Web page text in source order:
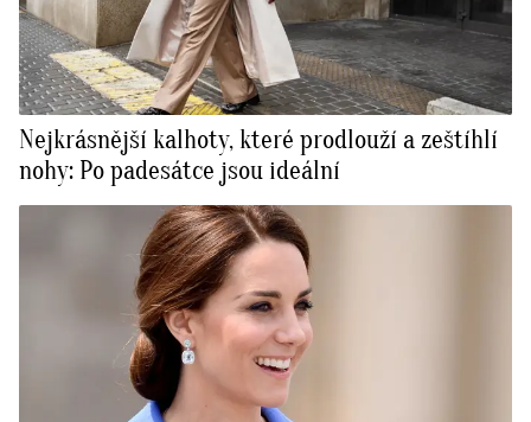
Nejkrásnější kalhoty, které prodlouží a zeštíhlí
nohy: Po padesátce jsou ideální